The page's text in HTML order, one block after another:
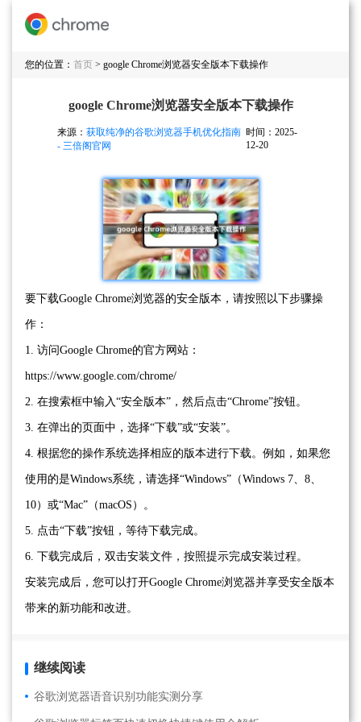
您的位置： 首页 > google Chrome浏览器安全版本下载操作
google Chrome浏览器安全版本下载操作
来源： 获取纯净的谷歌浏览器手机优化指南
- 三倍阁官网
时间：2025-
12-20
要下载Google Chrome浏览器的安全版本，请按照以下步骤操
作：
1. 访问Google Chrome的官方网站：
https://www.google.com/chrome/
2. 在搜索框中输入“安全版本”，然后点击“Chrome”按钮。
3. 在弹出的页面中，选择“下载”或“安装”。
4. 根据您的操作系统选择相应的版本进行下载。例如，如果您
使用的是Windows系统，请选择“Windows”（Windows 7、8、
10）或“Mac”（macOS）。
5. 点击“下载”按钮，等待下载完成。
6. 下载完成后，双击安装文件，按照提示完成安装过程。
安装完成后，您可以打开Google Chrome浏览器并享受安全版本
带来的新功能和改进。
继续阅读
谷歌浏览器语音识别功能实测分享